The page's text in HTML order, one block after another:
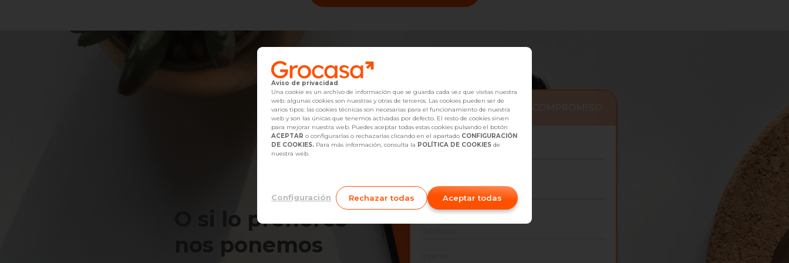
O si lo prefieres
nos ponemos
INFÓRMATE AQUÍ SIN COMPROMISO
Correo
Aviso de privacidad
Una cookie es un archivo de información que se guarda cada vez que visitas nuestra
web: algunas cookies son nuestras y otras de terceros. Las cookies pueden ser de
varios tipos: las cookies técnicas son necesarias para el funcionamiento de nuestra
web y son las únicas que tenemos activadas por defecto. El resto de cookies sirven
para mejorar nuestra web. Puedes aceptar todas estas cookies pulsando el botón
ACEPTAR o configurarlas o rechazarlas clicando en el apartado CONFIGURACIÓN
DE COOKIES. Para más información, consulta la POLÍTICA DE COOKIES de
nuestra web.
Configuración Rechazar todas Aceptar todas